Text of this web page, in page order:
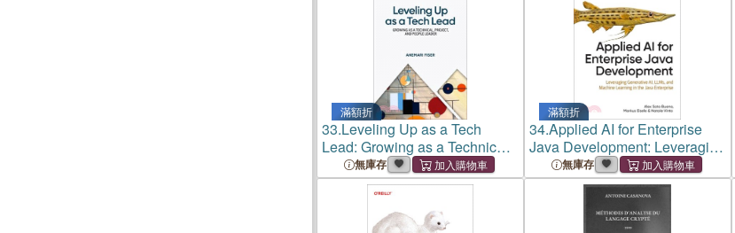
滿額折
33.Leveling Up as a Tech
Lead: Growing as a Technical,
Project, and People Leader
無庫存
滿額折
34.Applied AI for Enterprise
Java Development: Leveraging
Generative Ai, Llms, and
Machine Learning in the Java
無庫存